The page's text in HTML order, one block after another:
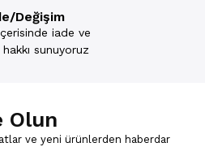
Değişim
iade ve
sunuyoruz
Olun
ve yeni ürünlerden haberdar